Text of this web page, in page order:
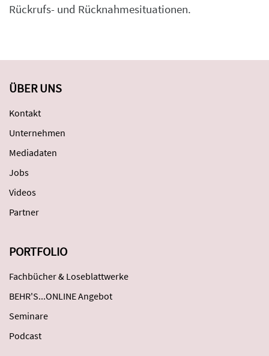
Rückrufs- und Rücknahmesituationen.
ÜBER UNS
Kontakt
Unternehmen
Mediadaten
Jobs
Videos
Partner
PORTFOLIO
Fachbücher & Loseblattwerke
BEHR'S...ONLINE Angebot
Seminare
Podcast